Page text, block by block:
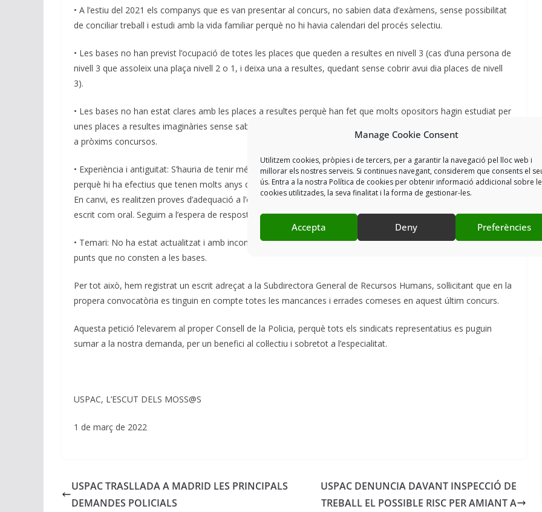
Manage Cookie Consent
Utilitzem cookies, pròpies i de tercers, per a garantir la navegació pel lloc web i
millorar els nostres serveis. Si continues navegant, considerem que consents el
ús. Entra a la nostra Política de cookies per obtenir informació addicional sobre
cookies utilitzades, la seva finalitat i la forma de gestionar-les.
Accepta Deny Preferències
• A l’estiu del 2021 els companys que es van presentar al concurs, no sabien data d’exàmens, sense possibilitat
de conciliar treball i estudi amb la vida familiar perquè no hi havia calendari del procés selectiu.
• Les bases no han previst l’ocupació de totes les places que queden a resultes en nivell 3 (cas d’una persona de
nivell 3 que assoleix una plaça nivell 2 o 1, i deixa una a resultes, quedant sense cobrir avui dia places de nivell
3).
• Les bases no han estat clares amb les places a resultes perquè han fet que molts opositors hagin estudiat per
unes places a resultes imaginàries sense saber el numero exacte de resultes, fet que fa desmotivar a la gent per
a pròxims concursos.
• Experiència i antiguitat: S’hauria de tenir més en compte en general i també en un concurs d’especialitat,
perquè hi ha efectius que tenen molts anys d’experiència i antiguitat que no es té en compte alhora del concurs.
En canvi, es realitzen proves d’adequació a l’especialitat amb valoracions (notes) del tot subjectives tant a nivell
escrit com oral. Seguim a l’espera de resposta als recursos presentats!
• Temari: No ha estat actualitzat i amb incongruències a l’hora de fer les proves d’adequació amb avaluació de
punts que no consten a les bases.
Per tot això, hem registrat un escrit adreçat a la Subdirectora General de Recursos Humans, sol·licitant que en la
propera convocatòria es tinguin en compte totes les mancances i errades comeses en aquest últim concurs.
Aquesta petició l’elevarem al proper Consell de la Policia, perquè tots els sindicats representatius es puguin
sumar a la nostra demanda, per un benefici al col·lectiu i sobretot a l’especialitat.
USPAC, L’ESCUT DELS MOSS@S
1 de març de 2022
USPAC TRASLLADA A MADRID LES PRINCIPALS
DEMANDES POLICIALS
USPAC DENUNCIA DAVANT INSPECCIÓ DE
TREBALL EL POSSIBLE RISC PER AMIANT A